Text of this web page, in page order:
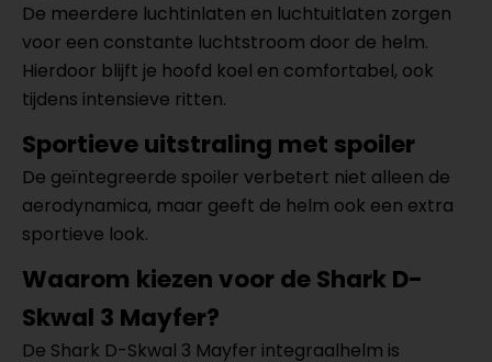
De meerdere luchtinlaten en luchtuitlaten zorgen
voor een constante luchtstroom door de helm.
Hierdoor blijft je hoofd koel en comfortabel, ook
tijdens intensieve ritten.
Sportieve uitstraling met spoiler
De geïntegreerde spoiler verbetert niet alleen de
aerodynamica, maar geeft de helm ook een extra
sportieve look.
Waarom kiezen voor de Shark D-
Skwal 3 Mayfer?
De Shark D-Skwal 3 Mayfer integraalhelm is